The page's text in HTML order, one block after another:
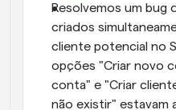
Resolvemos um bug
criados
cliente potencial no
opções "Criar novo
conta" e "Criar
não existir" estavam